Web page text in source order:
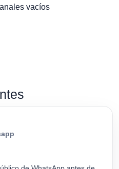
vacíos